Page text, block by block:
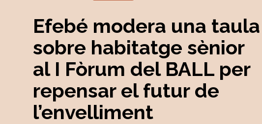
Efebé modera una taula
sobre habitatge sènior
al I Fòrum del BALL per
repensar el futur de
l’envelliment